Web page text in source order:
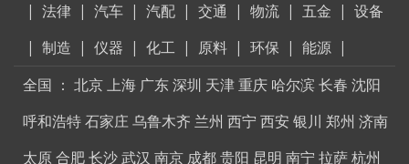
| 法律 | 汽车 | 汽配 | 交通 | 物流 | 五金 | 设备
| 制造 | 仪器 | 化工 | 原料 | 环保 | 能源 |
全国 ： 北京上海 广东深圳 天津重庆 哈尔滨长春 沈阳
呼和浩特石家庄乌鲁木齐 兰州 西宁 西安 银川 郑州 济南
太原合肥长沙武汉 南京 成都贵阳 昆明 南宁 拉萨杭州